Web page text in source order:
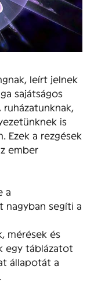
leírt jelnek
sajátságos
is
Ezek a rezgések
ember
a
nagyban segíti a
mérések és
egy táblázatot
állapotát a